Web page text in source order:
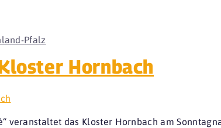
Pfalz
Hornbach
veranstaltet das Kloster Hornbach am